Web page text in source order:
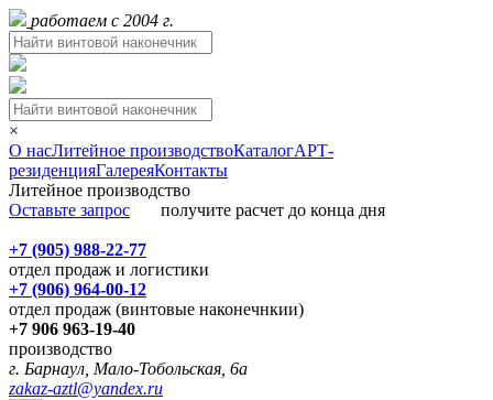
работаем с 2004 г.
×
О насЛитейное производствоКаталогАРТ-
резиденцияГалереяКонтакты
Литейное производство
Оставьте запрос получите расчет до конца дня
+7 (905) 988-22-77
отдел продаж и логистики
+7 (906) 964-00-12
отдел продаж (винтовые наконечнкии)
+7 906 963-19-40
производство
г. Барнаул, Мало-Тобольская, 6а
zakaz-aztl@yandex.ru